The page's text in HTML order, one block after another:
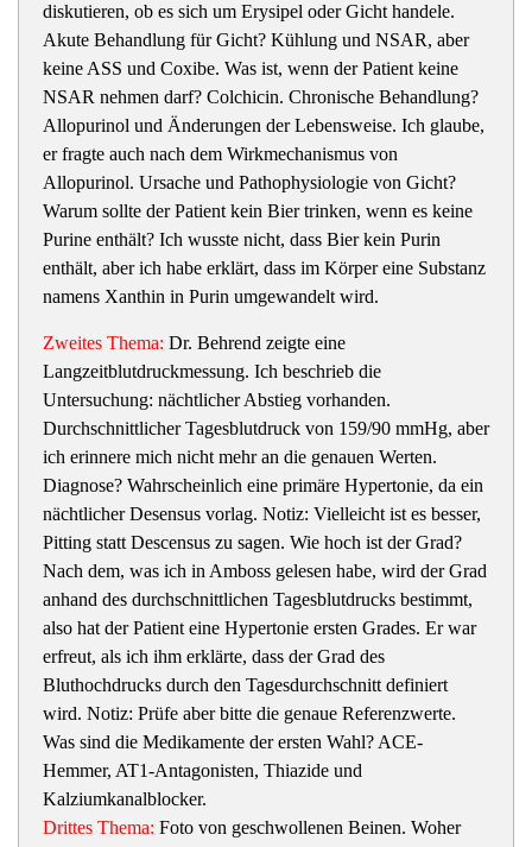
diskutieren, ob es sich um Erysipel oder Gicht handele.
Akute Behandlung für Gicht? Kühlung und NSAR, aber
keine ASS und Coxibe. Was ist, wenn der Patient keine
NSAR nehmen darf? Colchicin. Chronische Behandlung?
Allopurinol und Änderungen der Lebensweise. Ich glaube,
er fragte auch nach dem Wirkmechanismus von
Allopurinol. Ursache und Pathophysiologie von Gicht?
Warum sollte der Patient kein Bier trinken, wenn es keine
Purine enthält? Ich wusste nicht, dass Bier kein Purin
enthält, aber ich habe erklärt, dass im Körper eine Substanz
namens Xanthin in Purin umgewandelt wird.
Zweites Thema: Dr. Behrend zeigte eine
Langzeitblutdruckmessung. Ich beschrieb die
Untersuchung: nächtlicher Abstieg vorhanden.
Durchschnittlicher Tagesblutdruck von 159/90 mmHg, aber
ich erinnere mich nicht mehr an die genauen Werten.
Diagnose? Wahrscheinlich eine primäre Hypertonie, da ein
nächtlicher Desensus vorlag. Notiz: Vielleicht ist es besser,
Pitting statt Descensus zu sagen. Wie hoch ist der Grad?
Nach dem, was ich in Amboss gelesen habe, wird der Grad
anhand des durchschnittlichen Tagesblutdrucks bestimmt,
also hat der Patient eine Hypertonie ersten Grades. Er war
erfreut, als ich ihm erklärte, dass der Grad des
Bluthochdrucks durch den Tagesdurchschnitt definiert
wird. Notiz: Prüfe aber bitte die genaue Referenzwerte.
Was sind die Medikamente der ersten Wahl? ACE-
Hemmer, AT1-Antagonisten, Thiazide und
Kalziumkanalblocker.
Drittes Thema: Foto von geschwollenen Beinen. Woher